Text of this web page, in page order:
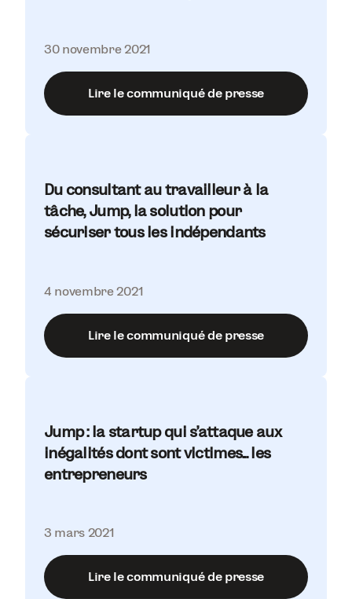
30 novembre 2021
Lire le communiqué de presse
Du consultant au travailleur à la
tâche, Jump, la solution pour
sécuriser tous les indépendants
4 novembre 2021
Lire le communiqué de presse
Jump : la startup qui s'attaque aux
inégalités dont sont victimes... les
entrepreneurs
3 mars 2021
Lire le communiqué de presse